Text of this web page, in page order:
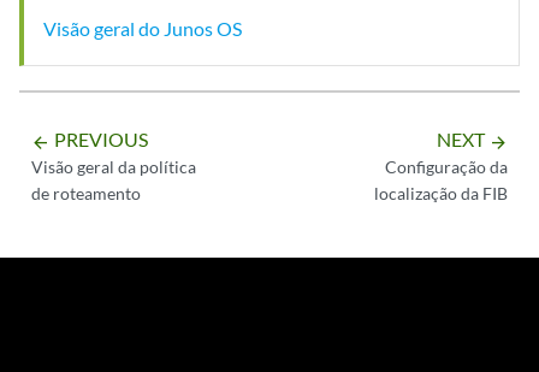
Visão geral do Junos OS
arrow_backward PREVIOUS
Visão geral da política
de roteamento
NEXT arrow_forward
Configuração da
localização da FIB